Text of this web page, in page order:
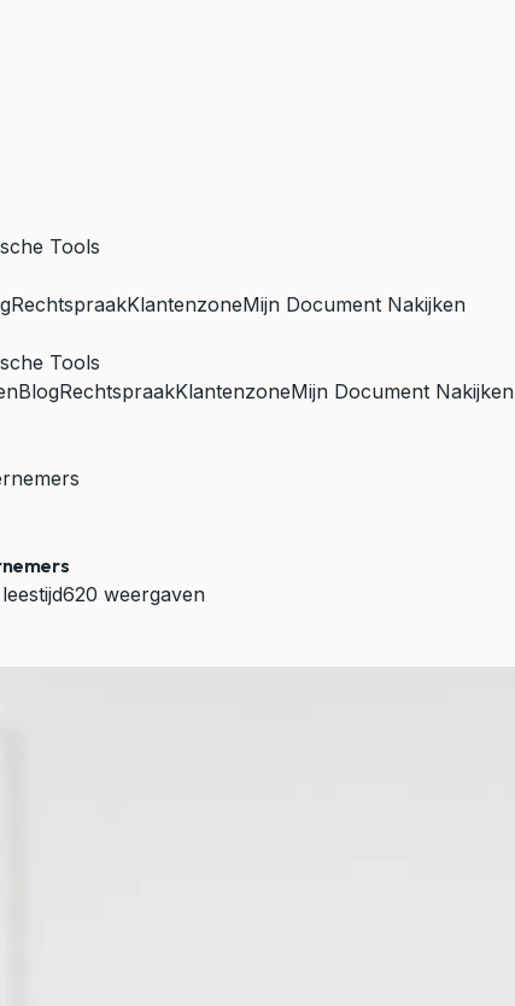
Tools
RechtspraakKlantenzoneMijn Document Nakijken
Tools
BlogRechtspraakKlantenzoneMijn Document Nakijken
620 weergaven